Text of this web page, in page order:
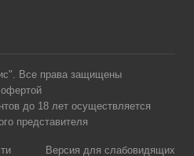
Все права защищены
до 18 лет осуществляется
представителя
Версия для слабовидящих